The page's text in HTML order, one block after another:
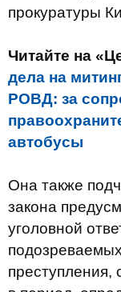
прокуратуры
Читайте на
дела на
РОВД: за
автобусы
Она также
закона
уголовной
преступления,